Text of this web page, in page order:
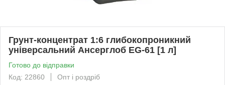
Грунт-концентрат 1:6 глибокопроникний
універсальний Ансерглоб EG-61 [1 л]
Готово до відправки
Код: 22860
Опт і роздріб